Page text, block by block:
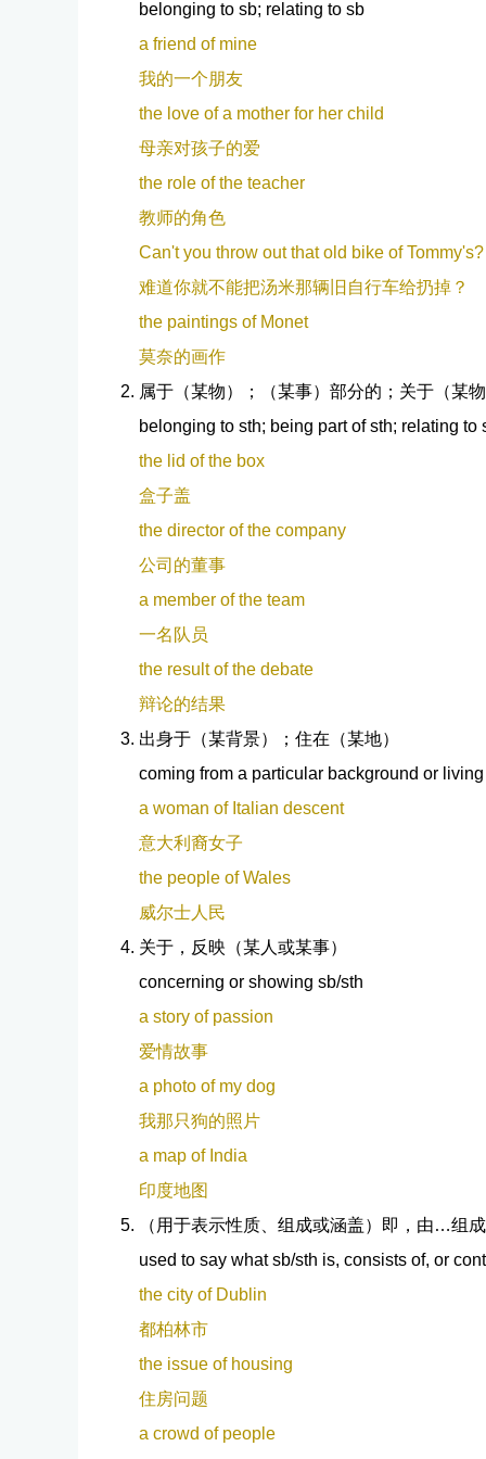
belonging to sb; relating to sb
a friend of mine
我的一个朋友
the love of a mother for her child
母亲对孩子的爱
the role of the teacher
教师的角色
Can't you throw out that old bike of Tommy's?
难道你就不能把汤米那辆旧自行车给扔掉？
the paintings of Monet
莫奈的画作
属于（某物）；（某事）部分的；关于（某物
belonging to sth; being part of sth; relating to
the lid of the box
盒子盖
the director of the company
公司的董事
a member of the team
一名队员
the result of the debate
辩论的结果
出身于（某背景）；住在（某地）
coming from a particular background or
a woman of Italian descent
意大利裔女子
the people of Wales
威尔士人民
关于，反映（某人或某事）
concerning or showing sb/sth
a story of passion
爱情故事
a photo of my dog
我那只狗的照片
a map of India
印度地图
（用于表示性质、组成或涵盖）即，由…组成
used to say what sb/sth is, consists of, or
the city of Dublin
都柏林市
the issue of housing
住房问题
a crowd of people